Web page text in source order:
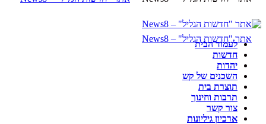
לעמוד הבית
חדשות
יהדות
השכנים של קש
תוצרת בית
תרבות וחינוך
צור קשר
ארכיון גיליונות